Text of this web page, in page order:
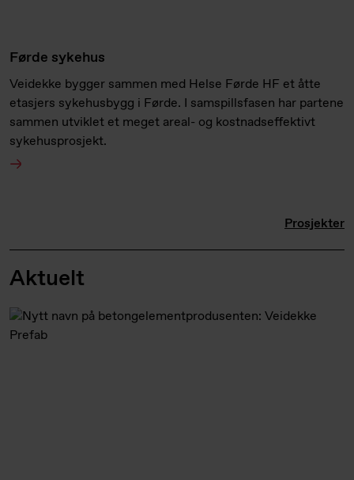
Førde sykehus
Veidekke bygger sammen med Helse Førde HF et åtte
etasjers sykehusbygg i Førde. I samspillsfasen har partene
sammen utviklet et meget areal- og kostnadseffektivt
sykehusprosjekt.
Prosjekter
Aktuelt